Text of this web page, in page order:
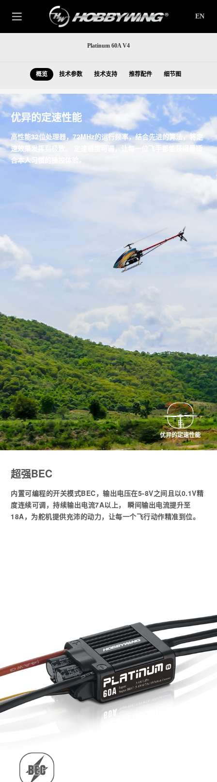
EN
Platinum 60A V4
概览 技术参数 技术支持 推荐配件 细节图
优异的定速性能
高性能32位处理器，72MHz的运行频率，结合先进的算法，将定
速效果发挥到极致。 定速感度可调，让每一位飞手都能获得最适
合本人习惯的操控体验。
优异的定速性能
超强BEC
内置可编程的开关模式BEC，输出电压在5-8V之间且以0.1V精
度连续可调，持续输出电流7A以上， 瞬间输出电流提升至
18A，为舵机提供充沛的动力，让每一个飞行动作精准到位。